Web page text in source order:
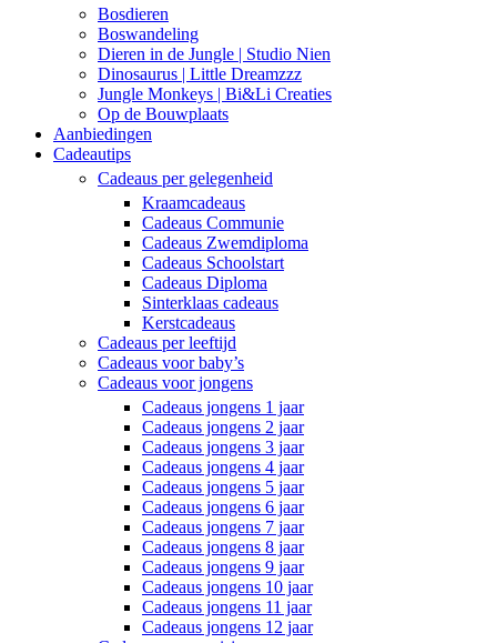
Bosdieren
Boswandeling
Dieren in de Jungle | Studio Nien
Dinosaurus | Little Dreamzzz
Jungle Monkeys | Bi&Li Creaties
Op de Bouwplaats
Aanbiedingen
Cadeautips
Cadeaus per gelegenheid
Kraamcadeaus
Cadeaus Communie
Cadeaus Zwemdiploma
Cadeaus Schoolstart
Cadeaus Diploma
Sinterklaas cadeaus
Kerstcadeaus
Cadeaus per leeftijd
Cadeaus voor baby’s
Cadeaus voor jongens
Cadeaus jongens 1 jaar
Cadeaus jongens 2 jaar
Cadeaus jongens 3 jaar
Cadeaus jongens 4 jaar
Cadeaus jongens 5 jaar
Cadeaus jongens 6 jaar
Cadeaus jongens 7 jaar
Cadeaus jongens 8 jaar
Cadeaus jongens 9 jaar
Cadeaus jongens 10 jaar
Cadeaus jongens 11 jaar
Cadeaus jongens 12 jaar